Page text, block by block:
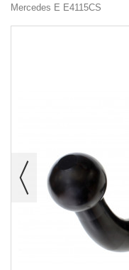
Mercedes E E4115CS